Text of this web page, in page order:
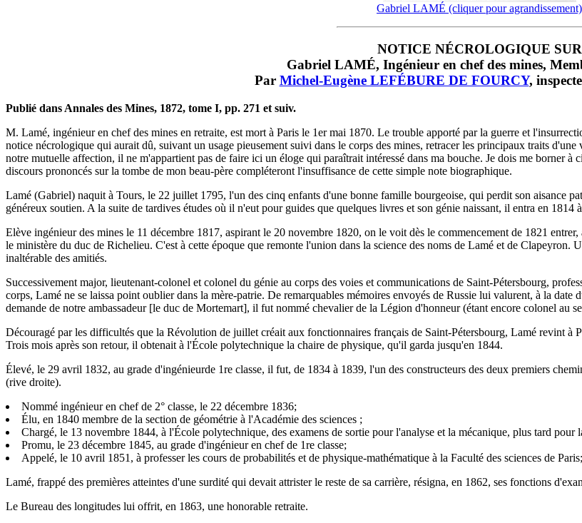
Gabriel LAMÉ (cliquer pour agrandissement)
NOTICE NÉCROLOGIQUE SUR
Gabriel LAMÉ, Ingénieur en chef des mines,
Par Michel-Eugène LEFÉBURE DE FOURCY,
Publié dans Annales des Mines, 1872, tome I, pp. 271 et suiv.
M. Lamé, ingénieur en chef des mines en retraite, est mort à Paris le 1er mai 1870. Le trouble apporté par la guerre et
notice nécrologique qui aurait dû, suivant un usage pieusement suivi dans le corps des mines, retracer les principaux traits
notre mutuelle affection, il ne m'appartient pas de faire ici un éloge qui paraîtrait intéressé dans ma bouche. Je dois me borner à
discours prononcés sur la tombe de mon beau-père compléteront l'insuffisance de cette simple note biographique.
Lamé (Gabriel) naquit à Tours, le 22 juillet 1795, l'un des cinq enfants d'une bonne famille bourgeoise, qui perdit son aisance
généreux soutien. A la suite de tardives études où il n'eut pour guides que quelques livres et son génie naissant, il entra en 1814
Elève ingénieur des mines le 11 décembre 1817, aspirant le 20 novembre 1820, on le voit dès le commencement de 1821
le ministère du duc de Richelieu. C'est à cette époque que remonte l'union dans la science des noms de Lamé et de
inaltérable des amitiés.
Successivement major, lieutenant-colonel et colonel du génie au corps des voies et communications de Saint-Pétersbourg,
corps, Lamé ne se laissa point oublier dans la mère-patrie. De remarquables mémoires envoyés de Russie lui valurent, à la
demande de notre ambassadeur [le duc de Mortemart], il fut nommé chevalier de la Légion d'honneur (étant encore colonel au
Découragé par les difficultés que la Révolution de juillet créait aux fonctionnaires français de Saint-Pétersbourg, Lamé revint à
Trois mois après son retour, il obtenait à l'École polytechnique la chaire de physique, qu'il garda jusqu'en 1844.
Élevé, le 29 avril 1832, au grade d'ingénieurde 1re classe, il fut, de 1834 à 1839, l'un des constructeurs des deux premiers
(rive droite).
Nommé ingénieur en chef de 2° classe, le 22 décembre 1836;
Élu, en 1840 membre de la section de géométrie à l'Académie des sciences ;
Chargé, le 13 novembre 1844, à l'École polytechnique, des examens de sortie pour l'analyse et la mécanique, plus tard pour
Promu, le 23 décembre 1845, au grade d'ingénieur en chef de 1re classe;
Appelé, le 10 avril 1851, à professer les cours de probabilités et de physique-mathématique à la Faculté des sciences de Paris;
Lamé, frappé des premières atteintes d'une surdité qui devait attrister le reste de sa carrière, résigna, en 1862, ses fonctions
Le Bureau des longitudes lui offrit, en 1863, une honorable retraite.